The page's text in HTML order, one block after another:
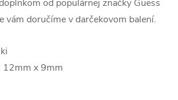
od populárnej značky Guess
vám doručíme v darčekovom balení.
12mm x 9mm